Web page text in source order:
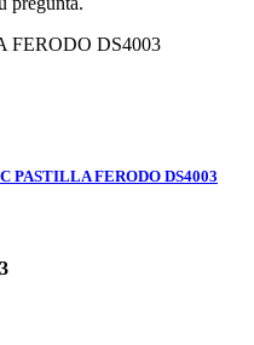
FERODO DS4003
PASTILLA FERODO DS4003